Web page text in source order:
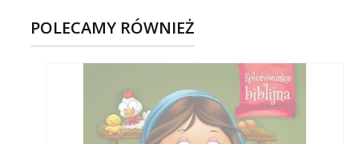
POLECAMY RÓWNIEŻ